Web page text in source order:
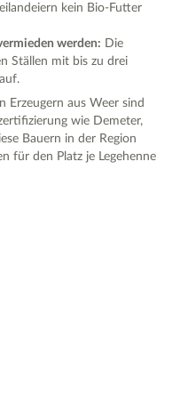
kein Bio-Futter
werden: Die
Ställen mit bis zu drei
Erzeugern aus Weer sind
wie Demeter,
Bauern in der Region
für den Platz je Legehenne